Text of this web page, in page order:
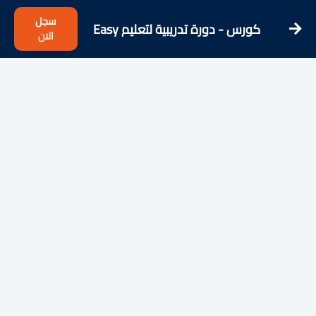
كورس - دورة تدريبية لتعليم Easy
French - Learn French from the
Streets!
سجل
الان